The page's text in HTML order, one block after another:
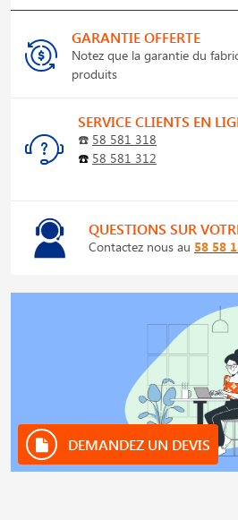
GARANTIE OFFERTE
Notez que la garantie du
produits
SERVICE CLIENTS EN
☎️ 58 581 318
☎️ 58 581 312
QUESTIONS SUR
Contactez nous au 58 58
DEMANDEZ UN DEVIS